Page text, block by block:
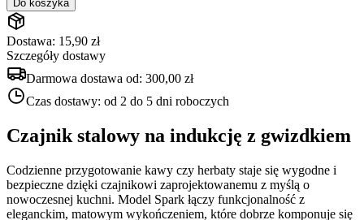
Do koszyka
Dostawa: 15,90 zł
Szczegóły dostawy
Darmowa dostawa od: 300,00 zł
Czas dostawy: od 2 do 5 dni roboczych
Czajnik stalowy na indukcję z gwizdkiem
Codzienne przygotowanie kawy czy herbaty staje się wygodne i
bezpieczne dzięki czajnikowi zaprojektowanemu z myślą o
nowoczesnej kuchni. Model Spark łączy funkcjonalność z
eleganckim, matowym wykończeniem, które dobrze komponuje się